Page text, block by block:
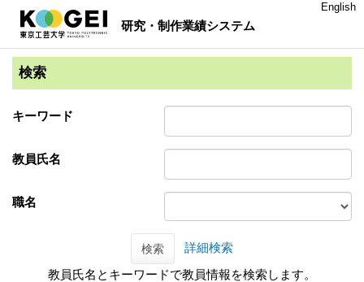
研究・制作業績システム
English
検索
キーワード
教員氏名
職名
検索
詳細検索
教員氏名とキーワードで教員情報を検索します。